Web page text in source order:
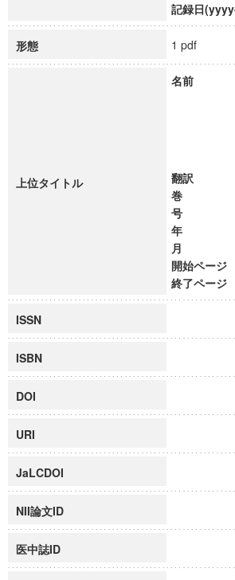
記録日
形態 1 pdf
上位タイトル
名前
翻訳
巻
号
年
月
開始ページ
終了ページ
ISSN
ISBN
DOI
URI
JaLCDOI
NII論文ID
医中誌ID